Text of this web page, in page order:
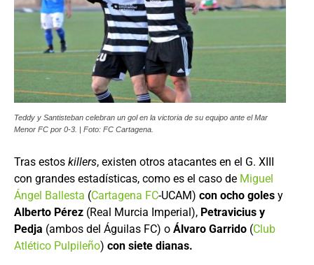
Teddy y Santisteban celebran un gol en la victoria de su equipo ante el Mar
Menor FC por 0-3. | Foto: FC Cartagena.
Tras estos killers, existen otros atacantes en el G. XIII
con grandes estadísticas, como es el caso de Miguel
Ángel Ballesta (Cartagena FC-UCAM) con ocho goles y
Alberto Pérez (Real Murcia Imperial), Petravicius y
Pedja (ambos del Águilas FC) o Álvaro Garrido (Club
Atlético Pulpileño) con siete dianas.